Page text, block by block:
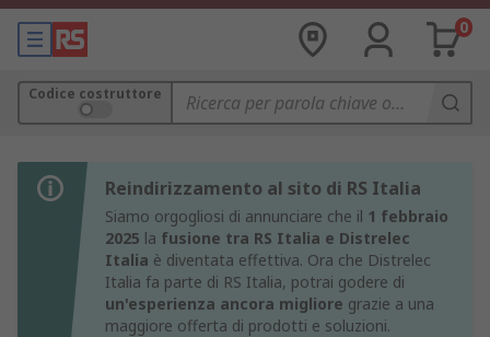
0
Codice costruttore
Reindirizzamento al sito di RS Italia
Siamo orgogliosi di annunciare che il 1 febbraio
2025 la fusione tra RS Italia e Distrelec
Italia è diventata effettiva. Ora che Distrelec
Italia fa parte di RS Italia, potrai godere di
un'esperienza ancora migliore grazie a una
maggiore offerta di prodotti e soluzioni.